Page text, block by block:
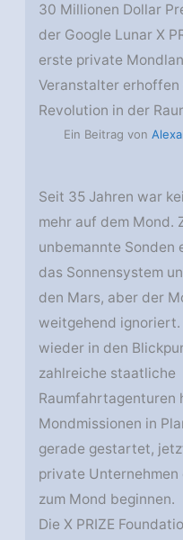
30 Millionen Dollar
der Google Lunar X
erste private
Veranstalter erhoffen
Revolution in der
Ein Beitrag von
Seit 35 Jahren war
mehr auf dem Mond.
unbemannte Sonden
das Sonnensystem
den Mars, aber der
weitgehend
wieder in den
zahlreiche staatliche
Raumfahrtagenturen
Mondmissionen in
gerade gestartet,
private
zum Mond beginnen.
Die X PRIZE